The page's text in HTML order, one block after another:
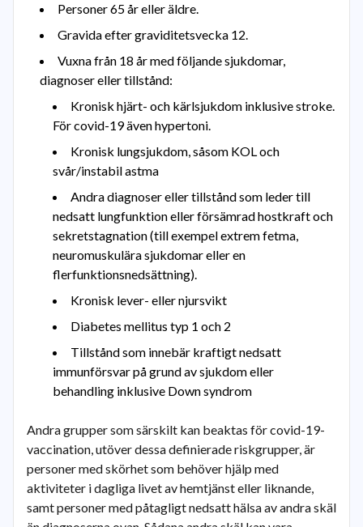
Personer 65 år eller äldre.
Gravida efter graviditetsvecka 12.
Vuxna från 18 år med följande sjukdomar,
diagnoser eller tillstånd:
Kronisk hjärt- och kärlsjukdom inklusive stroke.
För covid-19 även hypertoni.
Kronisk lungsjukdom, såsom KOL och
svår/instabil astma
Andra diagnoser eller tillstånd som leder till
nedsatt lungfunktion eller försämrad hostkraft och
sekretstagnation (till exempel extrem fetma,
neuromuskulära sjukdomar eller en
flerfunktionsnedsättning).
Kronisk lever- eller njursvikt
Diabetes mellitus typ 1 och 2
Tillstånd som innebär kraftigt nedsatt
immunförsvar på grund av sjukdom eller
behandling inklusive Down syndrom
Andra grupper som särskilt kan beaktas för covid-19-
vaccination, utöver dessa definierade riskgrupper, är
personer med skörhet som behöver hjälp med
aktiviteter i dagliga livet av hemtjänst eller liknande,
samt personer med påtagligt nedsatt hälsa av andra skäl